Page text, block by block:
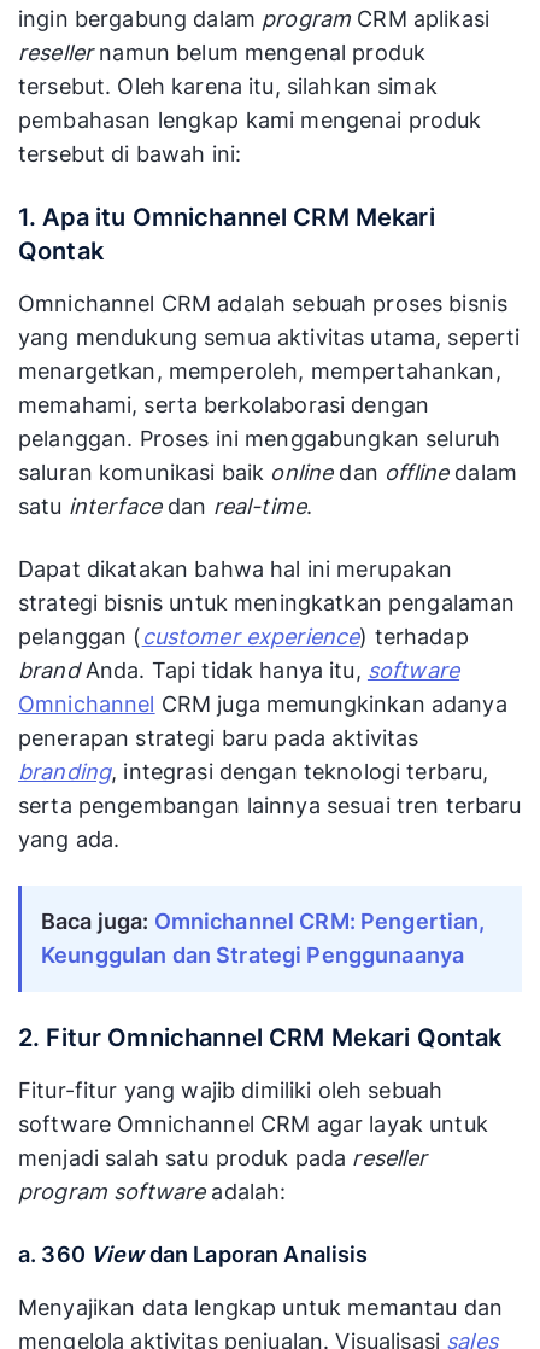
ingin bergabung dalam program CRM aplikasi
resellernamun belum mengenal produk
tersebut. Oleh karena itu, silahkan simak
pembahasan lengkap kami mengenai produk
tersebut di bawah ini:
1. Apa itu Omnichannel CRM Mekari
Qontak
Omnichannel CRM adalah sebuah proses bisnis
yang mendukung semua aktivitas utama, seperti
menargetkan, memperoleh, mempertahankan,
memahami, serta berkolaborasi dengan
pelanggan. Proses ini menggabungkan seluruh
saluran komunikasi baik onlinedan offlinedalam
satu interfacedan real-time.
Dapat dikatakan bahwa hal ini merupakan
strategi bisnis untuk meningkatkan pengalaman
pelanggan (customer experience) terhadap
brandAnda. Tapi tidak hanya itu, software
Omnichannel CRM juga memungkinkan adanya
penerapan strategi baru pada aktivitas
branding, integrasi dengan teknologi terbaru,
serta pengembangan lainnya sesuai tren terbaru
yang ada.
Baca juga: Omnichannel CRM: Pengertian,
Keunggulan dan Strategi Penggunaanya
2. Fitur Omnichannel CRM Mekari Qontak
Fitur-fitur yang wajib dimiliki oleh sebuah
software Omnichannel CRM agar layak untuk
menjadi salah satu produk pada reseller
program softwareadalah:
a. 360 Viewdan Laporan Analisis
Menyajikan data lengkap untuk memantau dan
mengelola aktivitas penjualan. Visualisasi sales